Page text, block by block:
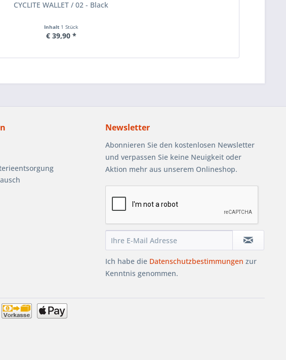
CYCLITE WALLET / 02 - Black
Inhalt 1 Stück
€ 39,90 *
Newsletter
Abonnieren Sie den kostenlosen Newsletter
und verpassen Sie keine Neuigkeit oder
Aktion mehr aus unserem Onlineshop.
Ich habe die Datenschutzbestimmungen zur
Kenntnis genommen.